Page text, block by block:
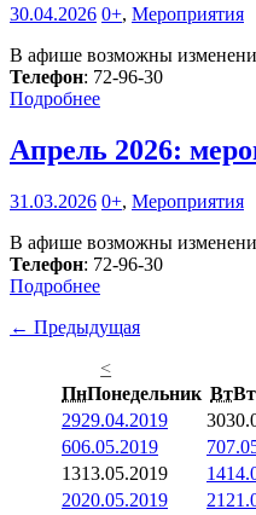
30.04.2026 0+, Мероприятия
В афише возможны
Телефон: 72-96-30
Подробнее
Апрель 2026:
31.03.2026 0+, Мероприятия
В афише возможны
Телефон: 72-96-30
Подробнее
← Предыдущая
<
ПнПонедельник Вт
2929.04.2019 30
606.05.2019 7
1313.05.2019 14
2020.05.2019 21